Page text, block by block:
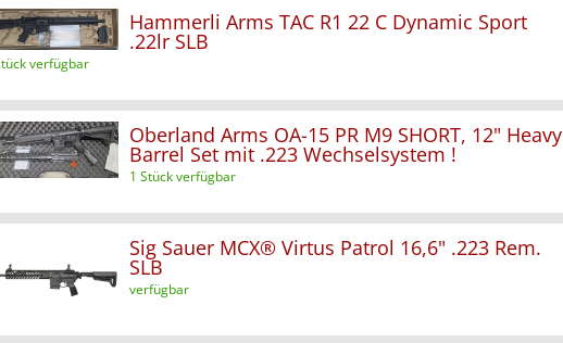
Hammerli Arms TAC R1 22 C Dynamic Sport
.22lr SLB
verfügbar
Oberland Arms OA-15 PR M9 SHORT, 12" Heavy
Barrel Set mit .223 Wechselsystem !
1 Stück verfügbar
Sig Sauer MCX® Virtus Patrol 16,6" .223 Rem.
SLB
verfügbar